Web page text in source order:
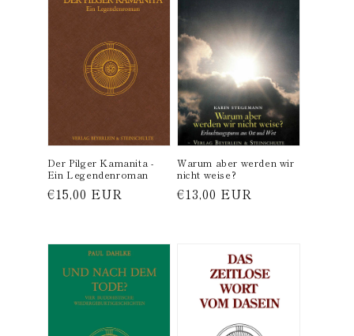
Der Pilger Kamanita -
Ein Legendenroman
Normaler
€15,00 EUR
Warum aber werden wir
nicht weise?
Normaler
€13,00 EUR